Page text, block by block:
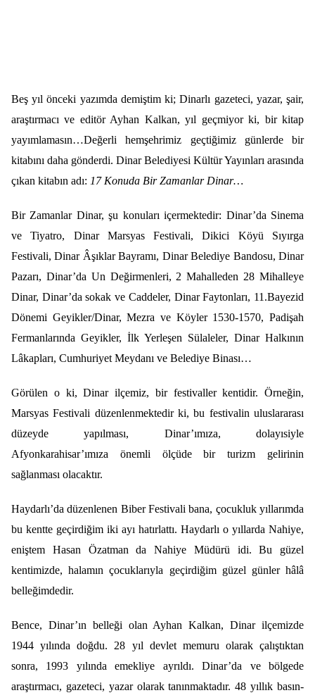
Beş yıl önceki yazımda demiştim ki; Dinarlı gazeteci, yazar, şair,
araştırmacı ve editör Ayhan Kalkan, yıl geçmiyor ki, bir kitap
yayımlamasın…Değerli hemşehrimiz geçtiğimiz günlerde bir
kitabını daha gönderdi. Dinar Belediyesi Kültür Yayınları arasında
çıkan kitabın adı: 17 Konuda Bir Zamanlar Dinar…
Bir Zamanlar Dinar, şu konuları içermektedir: Dinar’da Sinema
ve Tiyatro, Dinar Marsyas Festivali, Dikici Köyü Sıyırga
Festivali, Dinar Âşıklar Bayramı, Dinar Belediye Bandosu, Dinar
Pazarı, Dinar’da Un Değirmenleri, 2 Mahalleden 28 Mihalleye
Dinar, Dinar’da sokak ve Caddeler, Dinar Faytonları, 11.Bayezid
Dönemi Geyikler/Dinar, Mezra ve Köyler 1530-1570, Padişah
Fermanlarında Geyikler, İlk Yerleşen Sülaleler, Dinar Halkının
Lâkapları, Cumhuriyet Meydanı ve Belediye Binası…
Görülen o ki, Dinar ilçemiz, bir festivaller kentidir. Örneğin,
Marsyas Festivali düzenlenmektedir ki, bu festivalin uluslararası
düzeyde yapılması, Dinar’ımıza, dolayısiyle
Afyonkarahisar’ımıza önemli ölçüde bir turizm gelirinin
sağlanması olacaktır.
Haydarlı’da düzenlenen Biber Festivali bana, çocukluk yıllarımda
bu kentte geçirdiğim iki ayı hatırlattı. Haydarlı o yıllarda Nahiye,
eniştem Hasan Özatman da Nahiye Müdürü idi. Bu güzel
kentimizde, halamın çocuklarıyla geçirdiğim güzel günler hâlâ
belleğimdedir.
Bence, Dinar’ın belleği olan Ayhan Kalkan, Dinar ilçemizde
1944 yılında doğdu. 28 yıl devlet memuru olarak çalıştıktan
sonra, 1993 yılında emekliye ayrıldı. Dinar’da ve bölgede
araştırmacı, gazeteci, yazar olarak tanınmaktadır. 48 yıllık basın-